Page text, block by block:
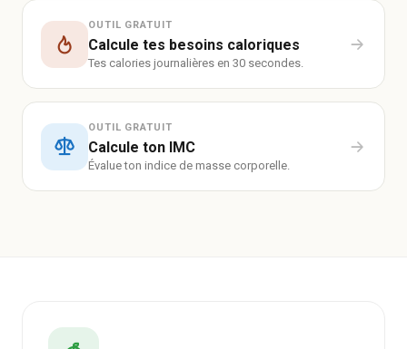
OUTIL GRATUIT
Calcule tes besoins caloriques
Tes calories journalières en 30 secondes.
OUTIL GRATUIT
Calcule ton IMC
Évalue ton indice de masse corporelle.